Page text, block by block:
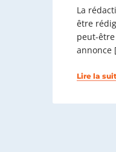
La
être
peut-
annonce
Lire la